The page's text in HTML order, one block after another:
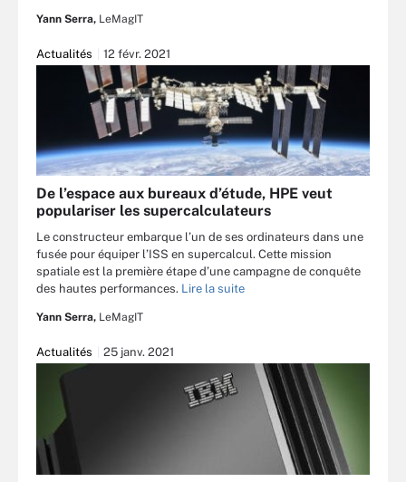
Yann Serra, LeMagIT
Actualités 12 févr. 2021
De l’espace aux bureaux d’étude, HPE veut
populariser les supercalculateurs
Le constructeur embarque l’un de ses ordinateurs dans une
fusée pour équiper l’ISS en supercalcul. Cette mission
spatiale est la première étape d’une campagne de conquête
des hautes performances. Lire la suite
Yann Serra, LeMagIT
Actualités 25 janv. 2021